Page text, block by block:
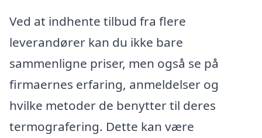
Ved at indhente tilbud fra flere
leverandører kan du ikke bare
sammenligne priser, men også se på
firmaernes erfaring, anmeldelser og
hvilke metoder de benytter til deres
termografering. Dette kan være